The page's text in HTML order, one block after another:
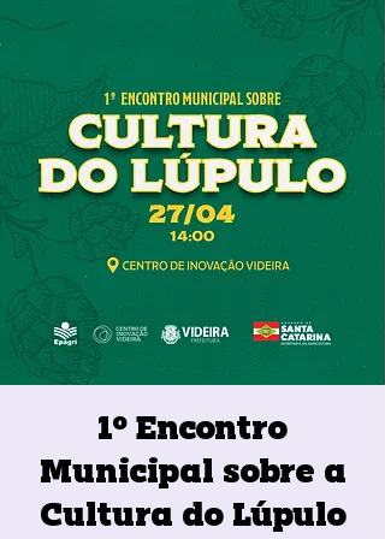
1º Encontro
Municipal sobre a
Cultura do Lúpulo